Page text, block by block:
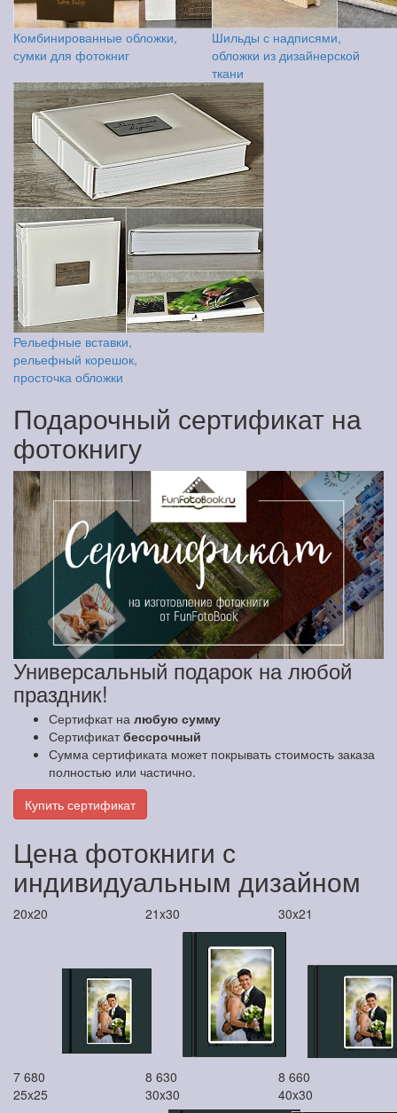
Комбинированные обложки,
сумки для фотокниг
Шильды с надписями,
обложки из дизайнерской
ткани
Рельефные вставки,
рельефный корешок,
просточка обложки
Подарочный сертификат на
фотокнигу
Универсальный подарок на любой
праздник!
Сертифкат на любую сумму
Сертификатбессрочный
Сумма сертификата может покрывать стоимость заказа
полностью или частично.
Купить сертификат
Цена фотокниги с
индивидуальным дизайном
20x20
7 680
21x30
8 630
30x21
8 660
25x25
30x30 40x30